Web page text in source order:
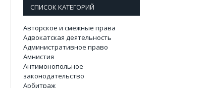
СПИСОК КАТЕГОРИЙ
Авторское и смежные права
Адвокатская деятельность
Административное право
Амнистия
Антимонопольное
законодательство
Арбитраж